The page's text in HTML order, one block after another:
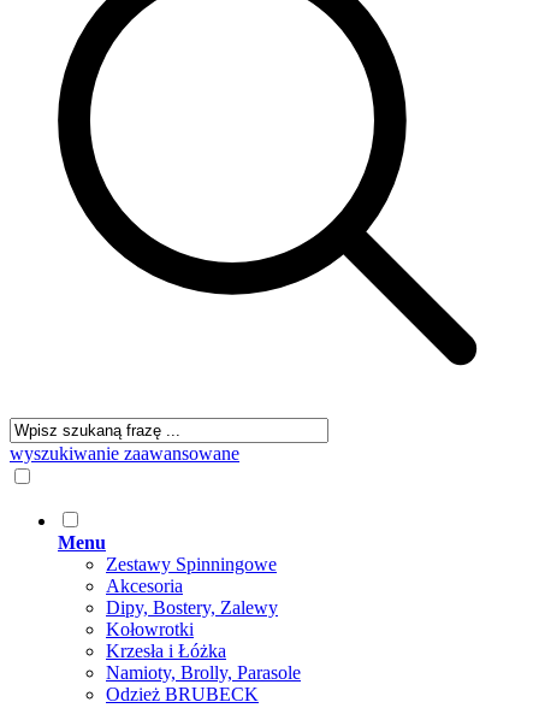
wyszukiwanie zaawansowane
Menu
Zestawy Spinningowe
Akcesoria
Dipy, Bostery, Zalewy
Kołowrotki
Krzesła i Łóżka
Namioty, Brolly, Parasole
Odzież BRUBECK